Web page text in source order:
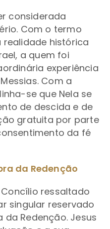
considerada
Com o termo
realidade histórica
a quem foi
experiência
Com a
se que Nela se
de descida e de
gratuita por parte
da fé
da Redenção
ressaltado
singular reservado
da Redenção. Jesus